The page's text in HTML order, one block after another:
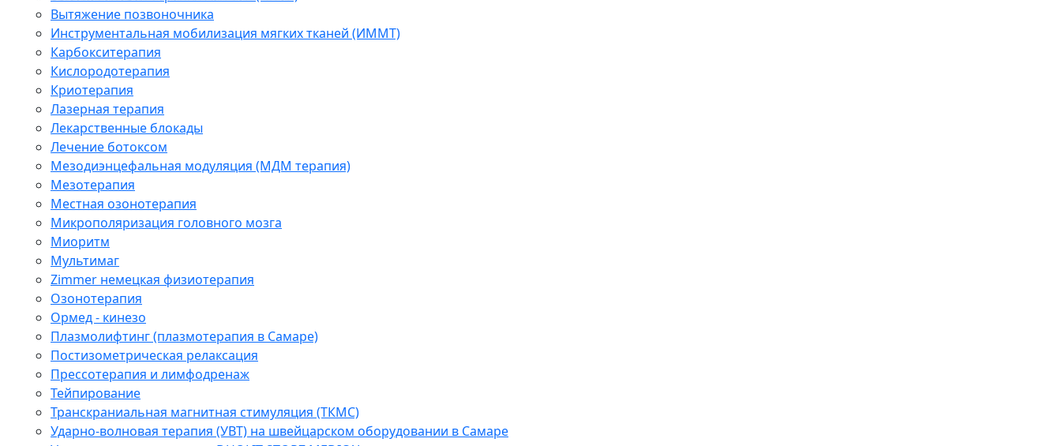
Вытяжение позвоночника
Инструментальная мобилизация мягких тканей (ИММТ)
Карбокситерапия
Кислородотерапия
Криотерапия
Лазерная терапия
Лекарственные блокады
Лечение ботоксом
Мезодиэнцефальная модуляция (МДМ терапия)
Мезотерапия
Местная озонотерапия
Микрополяризация головного мозга
Миоритм
Мультимаг
Zimmer немецкая физиотерапия
Озонотерапия
Ормед - кинезо
Плазмолифтинг (плазмотерапия в Самаре)
Постизометрическая релаксация
Прессотерапия и лимфодренаж
Тейпирование
Транскраниальная магнитная стимуляция (ТКМС)
Ударно-волновая терапия (УВТ) на швейцарском оборудовании в Самаре